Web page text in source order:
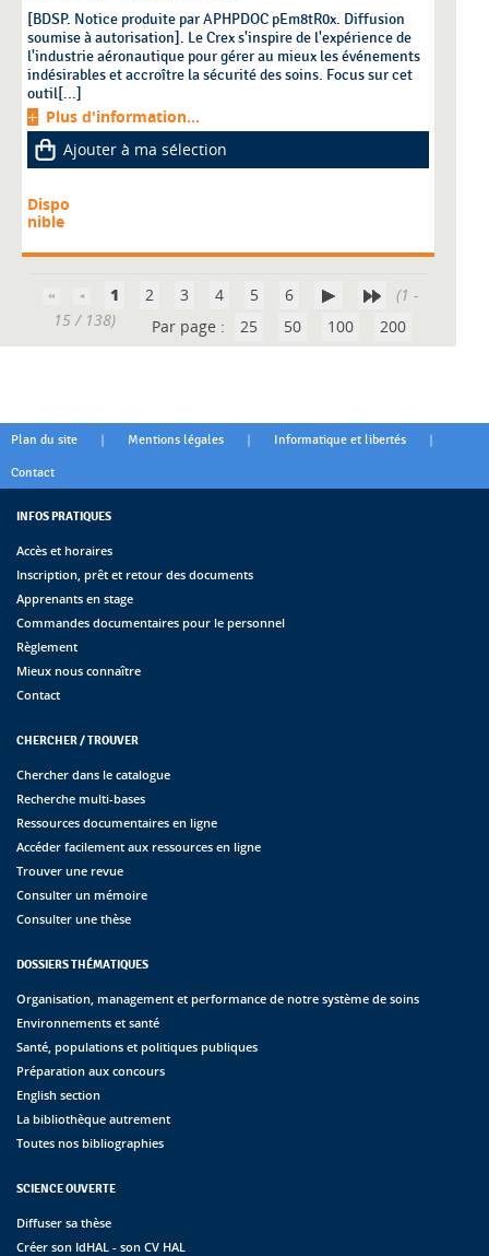
[BDSP. Notice produite par APHPDOC pEm8tR0x. Diffusion
soumise à autorisation]. Le Crex s'inspire de l'expérience de
l'industrie aéronautique pour gérer au mieux les événements
indésirables et accroître la sécurité des soins. Focus sur cet
outil[...]
Plus d'information...
Ajouter à ma sélection
Dispo
nible
1 2 3 4 5 6
15 / 138)
Par page : 25 50 100 200
Plan du site | Mentions légales | Informatique et libertés |
Contact
INFOS PRATIQUES
Accès et horaires
Inscription, prêt et retour des documents
Apprenants en stage
Commandes documentaires pour le personnel
Règlement
Mieux nous connaître
Contact
CHERCHER / TROUVER
Chercher dans le catalogue
Recherche multi-bases
Ressources documentaires en ligne
Accéder facilement aux ressources en ligne
Trouver une revue
Consulter un mémoire
Consulter une thèse
DOSSIERS THÉMATIQUES
Organisation, management et performance de notre système de soins
Environnements et santé
Santé, populations et politiques publiques
Préparation aux concours
English section
La bibliothèque autrement
Toutes nos bibliographies
SCIENCE OUVERTE
Diffuser sa thèse
Créer son IdHAL - son CV HAL